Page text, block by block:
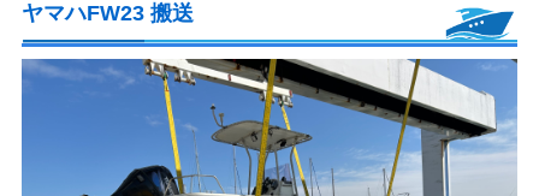
よくある質問
お問い合わせ
ヤマハFW23 搬送